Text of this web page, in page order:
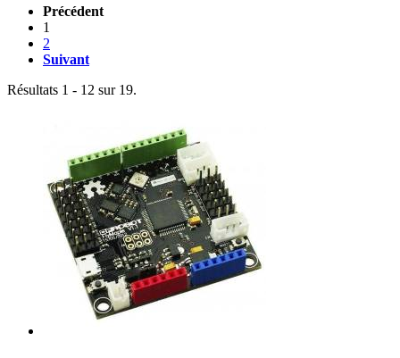
Précédent
1
2
Suivant
Résultats 1 - 12 sur 19.